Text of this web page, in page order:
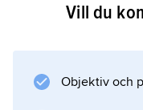
Vill du
Objektiv och